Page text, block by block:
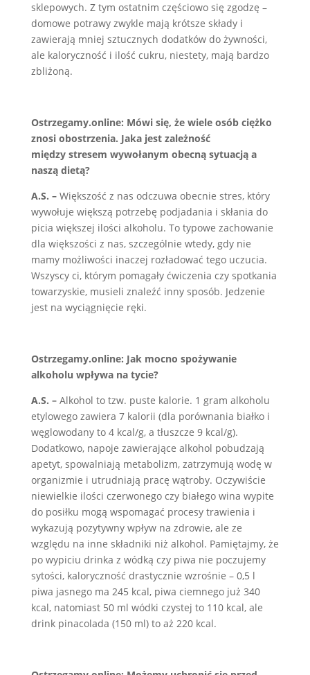
sklepowych. Z tym ostatnim częściowo się zgodzę –
domowe potrawy zwykle mają krótsze składy i
zawierają mniej sztucznych dodatków do żywności,
ale kaloryczność i ilość cukru, niestety, mają bardzo
zbliżoną.
Ostrzegamy.online: Mówi się, że wiele osób ciężko
znosi obostrzenia. Jaka jest zależność
między stresem wywołanym obecną sytuacją a
naszą dietą?
A.S. –Większość z nas odczuwa obecnie stres, który
wywołuje większą potrzebę podjadania i skłania do
picia większej ilości alkoholu. To typowe zachowanie
dla większości z nas, szczególnie wtedy, gdy nie
mamy możliwości inaczej rozładować tego uczucia.
Wszyscy ci, którym pomagały ćwiczenia czy spotkania
towarzyskie, musieli znaleźć inny sposób. Jedzenie
jest na wyciągnięcie ręki.
Ostrzegamy.online: Jak mocno spożywanie
alkoholu wpływa na tycie?
A.S. –Alkohol to tzw. puste kalorie. 1 gram alkoholu
etylowego zawiera 7 kalorii (dla porównania białko i
węglowodany to 4 kcal/g, a tłuszcze 9 kcal/g).
Dodatkowo, napoje zawierające alkohol pobudzają
apetyt, spowalniają metabolizm, zatrzymują wodę w
organizmie i utrudniają pracę wątroby. Oczywiście
niewielkie ilości czerwonego czy białego wina wypite
do posiłku mogą wspomagać procesy trawienia i
wykazują pozytywny wpływ na zdrowie, ale ze
względu na inne składniki niż alkohol. Pamiętajmy, że
po wypiciu drinka z wódką czy piwa nie poczujemy
sytości, kaloryczność drastycznie wzrośnie – 0,5 l
piwa jasnego ma 245 kcal, piwa ciemnego już 340
kcal, natomiast 50 ml wódki czystej to 110 kcal, ale
drink pinacolada (150 ml) to aż 220 kcal.